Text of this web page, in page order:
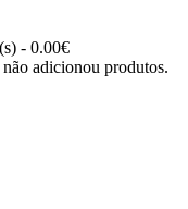
- 0.00€
adicionou produtos.